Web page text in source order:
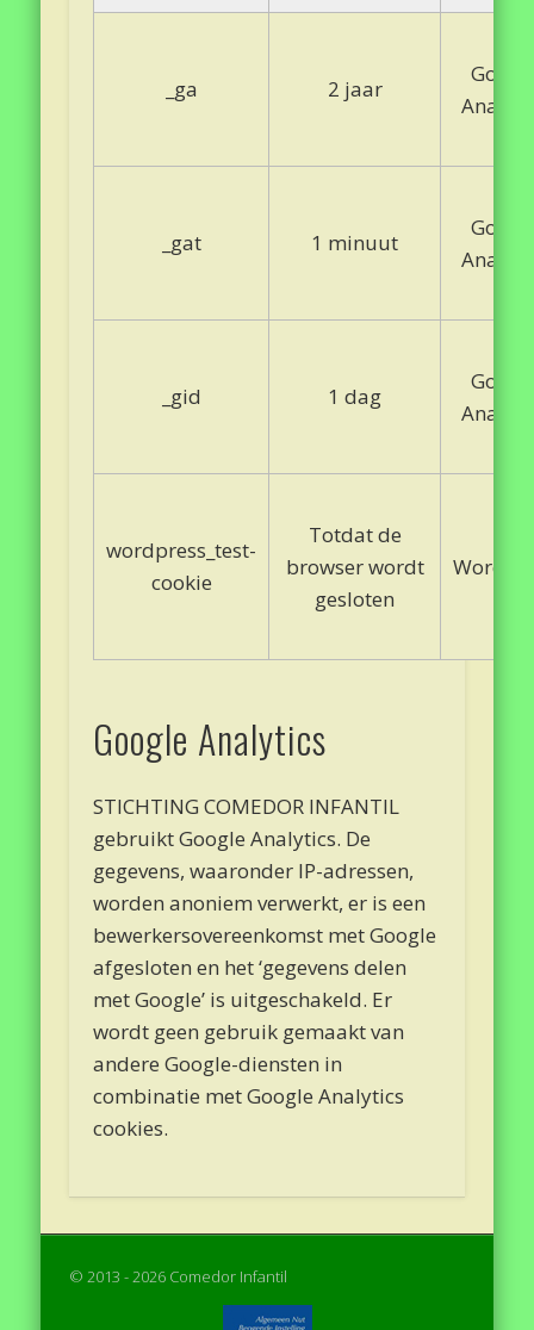
_ga 2 jaar
_gat 1 minuut
_gid 1 dag
wordpress_test-
cookie
Totdat de
browser wordt
gesloten
Google Analytics
STICHTING COMEDOR INFANTIL
gebruikt Google Analytics. De
gegevens, waaronder IP-adressen,
worden anoniem verwerkt, er is een
bewerkersovereenkomst met Google
afgesloten en het ‘gegevens delen
met Google’ is uitgeschakeld. Er
wordt geen gebruik gemaakt van
andere Google-diensten in
combinatie met Google Analytics
cookies.
© 2013 - 2026 Comedor Infantil